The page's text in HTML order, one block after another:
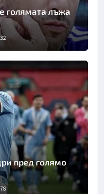
голямата лъжа
пред голямо